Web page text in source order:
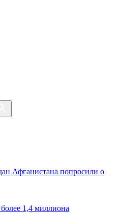
Афганистана попросили о
1,4 миллиона